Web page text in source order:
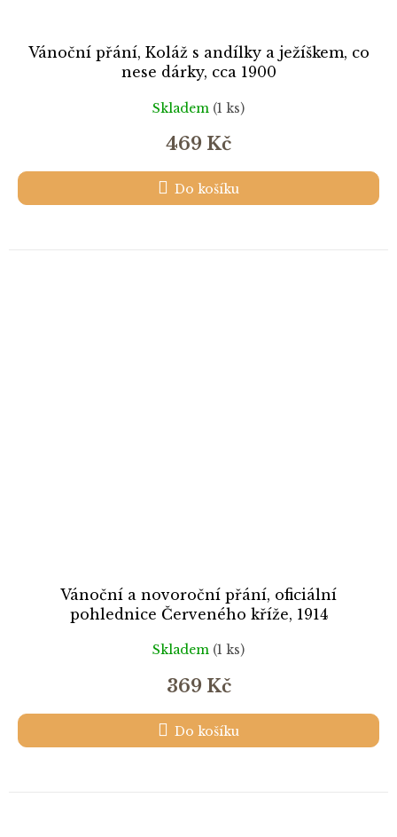
Vánoční přání, Koláž s andílky a ježíškem, co
nese dárky, cca 1900
Skladem (1 ks)
469 Kč
Do košíku
Vánoční a novoroční přání, oficiální
pohlednice Červeného kříže, 1914
Skladem (1 ks)
369 Kč
Do košíku